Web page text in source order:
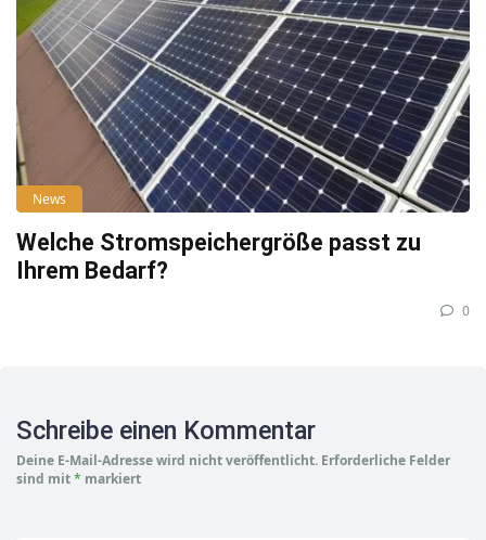
News
Welche Stromspeichergröße passt zu
Ihrem Bedarf?
0
Schreibe einen Kommentar
Deine E-Mail-Adresse wird nicht veröffentlicht. Erforderliche Felder
sind mit* markiert